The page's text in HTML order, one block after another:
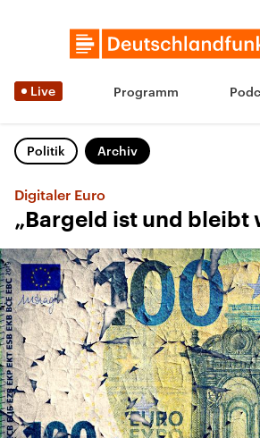
Live Programm
Politik Archiv
Digitaler Euro
„Bargeld ist und bleibt